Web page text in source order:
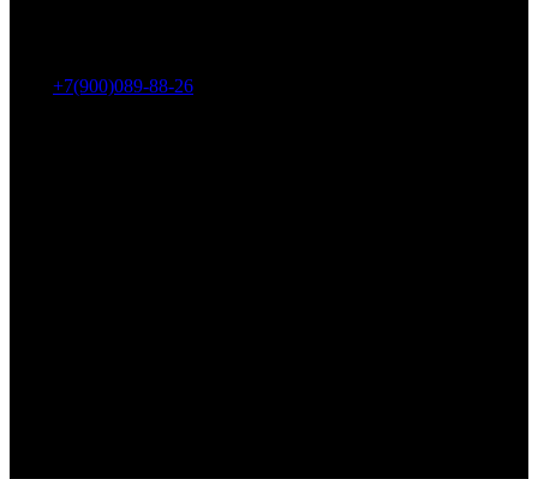
+7(900)089-88-26